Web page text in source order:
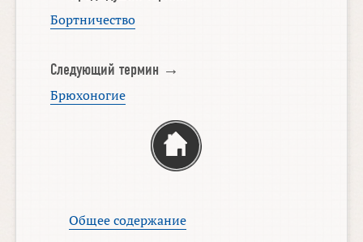
Бортничество
Следующий термин →
Брюхоногие
Общее содержание